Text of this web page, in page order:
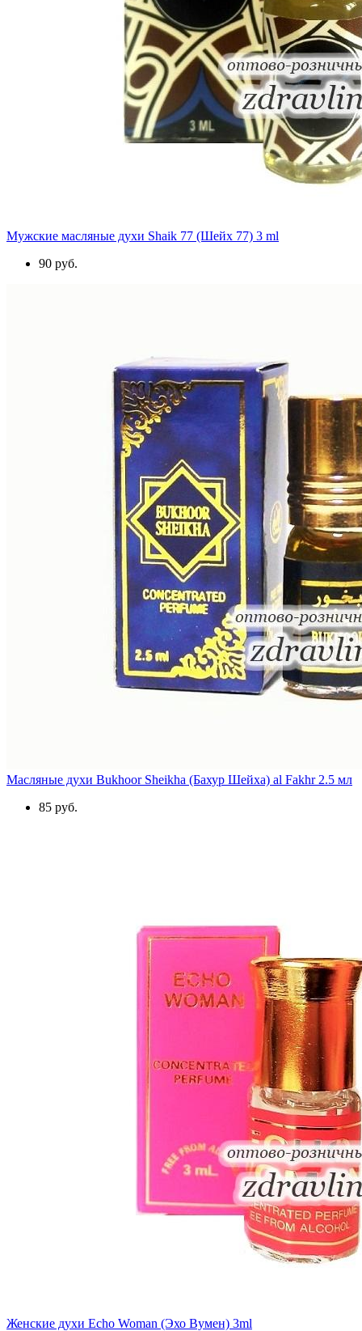
Мужские масляные духи Shaik 77 (Шейх 77) 3 ml
90 руб.
Масляные духи Bukhoor Sheikha (Бахур Шейха) al Fakhr 2.5 мл
85 руб.
Женские духи Echo Woman (Эхо Вумен) 3ml